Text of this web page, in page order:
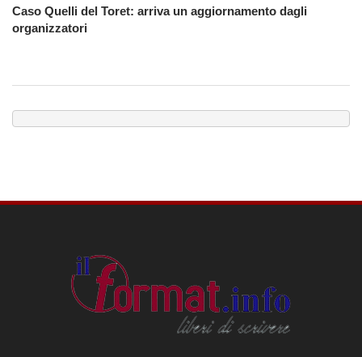
Caso Quelli del Toret: arriva un aggiornamento dagli
organizzatori